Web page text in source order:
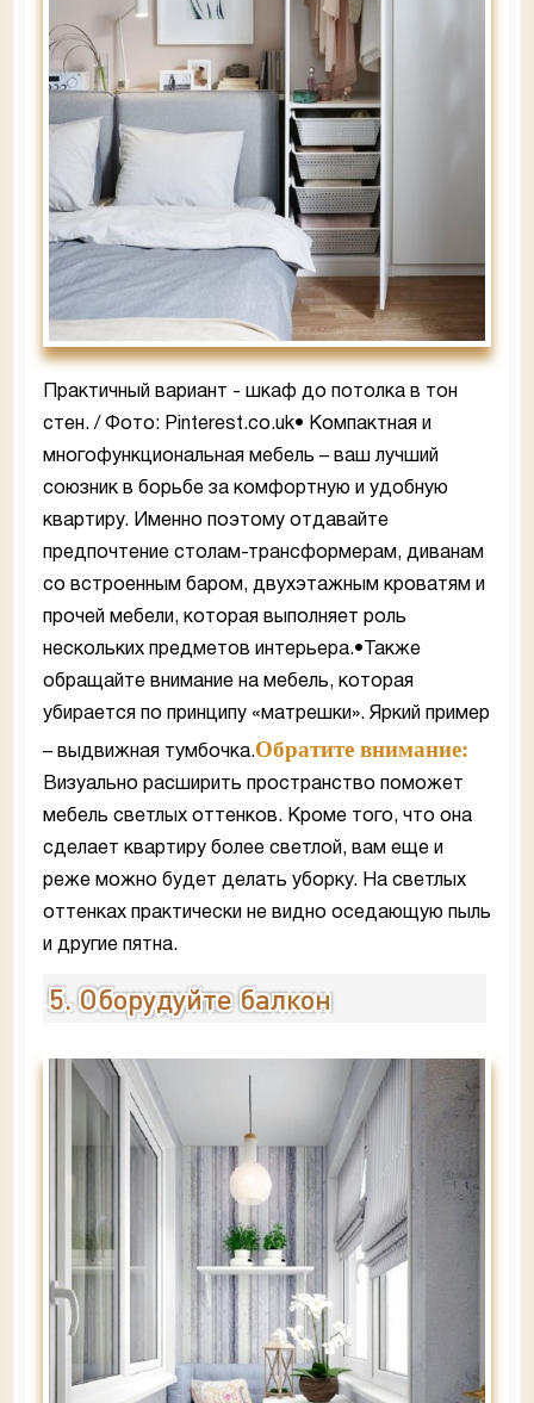
Практичный вариант - шкаф до потолка в тон
стен. / Фото: Pinterest.co.uk• Компактная и
многофункциональная мебель – ваш лучший
союзник в борьбе за комфортную и удобную
квартиру. Именно поэтому отдавайте
предпочтение столам-трансформерам, диванам
со встроенным баром, двухэтажным кроватям и
прочей мебели, которая выполняет роль
нескольких предметов интерьера.•Также
обращайте внимание на мебель, которая
убирается по принципу «матрешки». Яркий пример
– выдвижная тумбочка.Обратите внимание:
Визуально расширить пространство поможет
мебель светлых оттенков. Кроме того, что она
сделает квартиру более светлой, вам еще и
реже можно будет делать уборку. На светлых
оттенках практически не видно оседающую пыль
и другие пятна.
5. Оборудуйте балкон